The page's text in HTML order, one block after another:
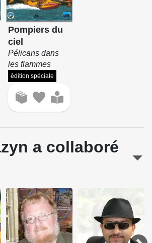
Pompiers du
ciel
Pélicans dans
les flammes
édition spéciale
a collaboré